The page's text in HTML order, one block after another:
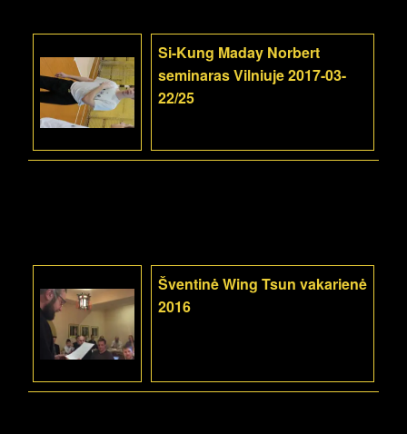
Si-Kung Maday Norbert
seminaras Vilniuje 2017-03-
22/25
Šventinė Wing Tsun vakarienė
2016